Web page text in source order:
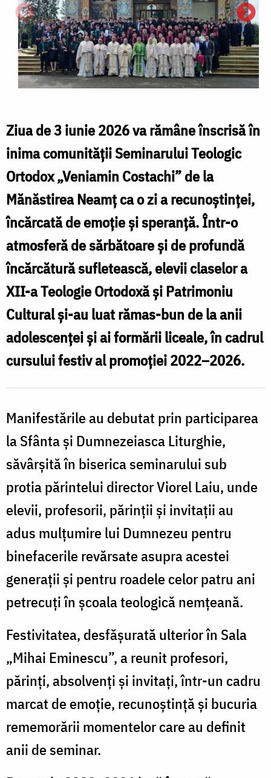
Ziua de 3 iunie 2026 va rămâne înscrisă în
inima comunității Seminarului Teologic
Ortodox „Veniamin Costachi” de la
Mănăstirea Neamț ca o zi a recunoștinței,
încărcată de emoție și speranță. Într-o
atmosferă de sărbătoare și de profundă
încărcătură sufletească, elevii claselor a
XII-a Teologie Ortodoxă și Patrimoniu
Cultural și-au luat rămas-bun de la anii
adolescenței și ai formării liceale, în cadrul
cursului festiv al promoției 2022–2026.
Manifestările au debutat prin participarea
la Sfânta și Dumnezeiasca Liturghie,
săvârșită în biserica seminarului sub
protia părintelui director Viorel Laiu, unde
elevii, profesorii, părinții și invitații au
adus mulțumire lui Dumnezeu pentru
binefacerile revărsate asupra acestei
generații și pentru roadele celor patru ani
petrecuți în școala teologică nemțeană.
Festivitatea, desfășurată ulterior în Sala
„Mihai Eminescu”, a reunit profesori,
părinți, absolvenți și invitați, într-un cadru
marcat de emoție, recunoștință și bucuria
rememorării momentelor care au definit
anii de seminar.